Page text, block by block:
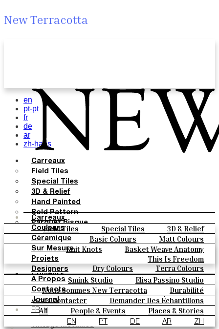
New Terracotta
Carreaux
Field Tiles Special Tiles
3D & Relief
Hand Painted
Bold Pattern
Parquet Bisque
Natural Cotto
Elisa Passino
Smink
Paulo Vale
Couleurs
Basic Colours
Matt Colours
Oxide Explosions
Special Firing
Vintage Metallics
Gold & Platinum
Blends
Dry Colours
Terra Colours
Céramique
Knit Knots
Basket Weave Anatomy
This Is Freedom
Sur Mesure
Projets
Designers
Smink Studio
Elisa Passino Studio
Paulo Vale
À Propos
Nous Sommes New Terracotta
Durabilité
Le Studio
Contacts
Nous Contacter
Demander Des Échantillons
Comment Acheter
Catalogues Et Spécifications Techniques
FAQ
Journal
All People & Events
Places & Stories
Materials & Sustainability
Inspiration & Culture
FR
EN PT DE AR ZH
en
pt-pt
fr
de
ar
zh-hans
Carreaux
Field Tiles
Special Tiles
3D & Relief
Hand Painted
Bold Pattern
Parquet Bisque
Natural Cotto
Elisa Passino
Smink
Paulo Vale
Couleurs
Basic Colours
Matt Colours
Oxide Explosions
Special Firing
Vintage Metallics